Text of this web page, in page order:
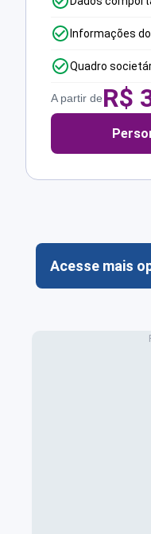
Informações
Quadro
A partir deR$
Acesse mais